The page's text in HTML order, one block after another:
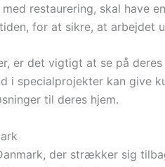
restaurering, skal have
for at sikre, at arbejdet
er det vigtigt at se på
i specialprojekter kan give
til deres hjem.
der strækker sig